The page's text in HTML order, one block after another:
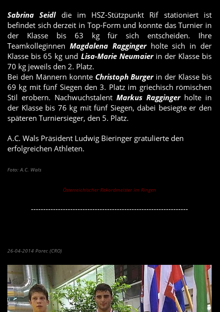
Sabrina Seidl die im HSZ-Stützpunkt Rif stationiert ist
befindet sich derzeit in Top-Form und konnte das Turnier in
der Klasse bis 63 kg für sich entscheiden. Ihre
Teamkolleginnen Magdalena Raggingerholte sich in der
Klasse bis 65 kg und Lisa-Marie Neumaierin der Klasse bis
70 kg jeweils den 2. Platz.
Bei den Männern konnte Christoph Burgerin der Klasse bis
69 kg mit fünf Siegen den 3. Platz im griechisch römischen
Stil erobern. Nachwuchstalent Markus Raggingerholte in
der Klasse bis 76 kg mit fünf Siegen, dabei besiegte er den
späteren Turniersieger, den 5. Platz.
A.C. Wals Präsident Ludwig Bieringer gratulierte den
erfolgreichen Athleten.
Foto: A.C. Wals
Österreichischer Rekordmeister im Ringen
----------------------------------------------------------------
26-04-2014 Porec (CRO)